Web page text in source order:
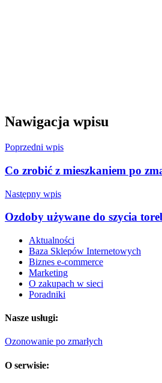
Nawigacja wpisu
Poprzedni wpis
Co zrobić z mieszkaniem po
Następny wpis
Ozdoby używane do szycia
Aktualności
Baza Sklepów Internetowych
Biznes e-commerce
Marketing
O zakupach w sieci
Poradniki
Nasze usługi:
Ozonowanie po zmarłych
O serwisie: